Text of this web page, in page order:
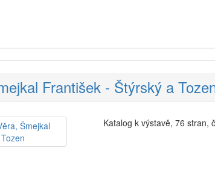
František - Štýrský a
Katalog k výstavě, 76 stran,